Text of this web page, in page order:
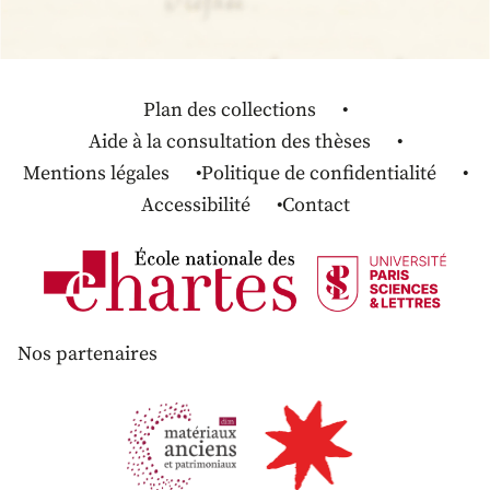
Plan des collections
Aide à la consultation des thèses
Mentions légales
Politique de confidentialité
Accessibilité
Contact
Nos partenaires